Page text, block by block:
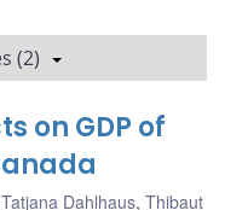
(2)
on GDP of
Tatjana Dahlhaus, Thibaut